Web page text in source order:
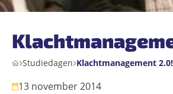
Studiedagen Klachtmanagement 2.0!
13 november 2014